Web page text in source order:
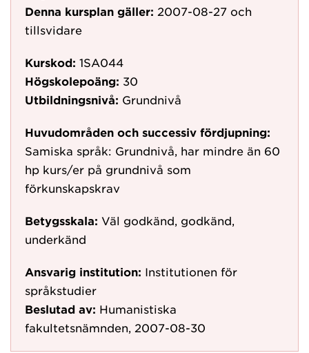
Denna kursplan gäller: 2007-08-27 och
tillsvidare
Kurskod: 1SA044
Högskolepoäng: 30
Utbildningsnivå: Grundnivå
Huvudområden och successiv fördjupning:
Samiska språk: Grundnivå, har mindre än 60
hp kurs/er på grundnivå som
förkunskapskrav
Betygsskala: Väl godkänd, godkänd,
underkänd
Ansvarig institution: Institutionen för
språkstudier
Beslutad av: Humanistiska
fakultetsnämnden, 2007-08-30